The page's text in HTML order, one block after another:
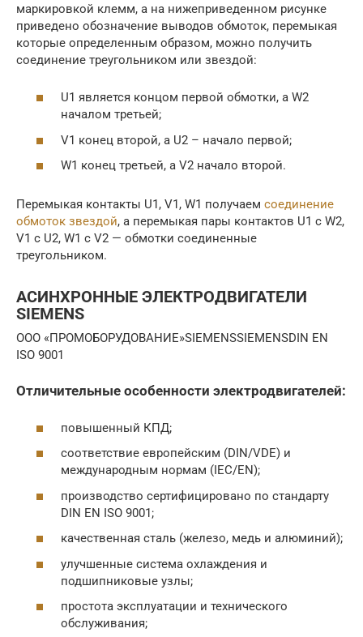
маркировкой клемм, а на нижеприведенном рисунке
приведено обозначение выводов обмоток, перемыкая
которые определенным образом, можно получить
соединение треугольником или звездой:
U1 является концом первой обмотки, а W2
началом третьей;
V1 конец второй, а U2 – начало первой;
W1 конец третьей, а V2 начало второй.
Перемыкая контакты U1, V1, W1 получаем соединение
обмоток звездой, а перемыкая пары контактов U1 c W2,
V1 c U2, W1 c V2 — обмотки соединенные
треугольником.
АСИНХРОННЫЕ ЭЛЕКТРОДВИГАТЕЛИ
SIEMENS
ООО «ПРОМОБОРУДОВАНИЕ»SIEMENSSIEMENSDIN EN
ISO 9001
Отличительные особенности электродвигателей:
повышенный КПД;
соответствие европейским (DIN/VDE) и
международным нормам (IEC/EN);
производство сертифицировано по стандарту
DIN EN ISO 9001;
качественная сталь (железо, медь и алюминий);
улучшенные система охлаждения и
подшипниковые узлы;
простота эксплуатации и технического
обслуживания;